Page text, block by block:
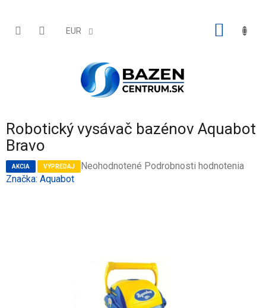
obsah
EUR
Robotický vysávač bazénov Aquabot
Bravo
AKCIA VÝPREDAJ
Priemerné
Neohodnotené Podrobnosti hodnotenia
Značka: Aquabot